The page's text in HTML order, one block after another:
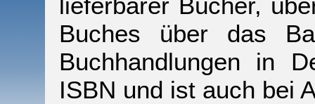
Buches über das
Buchhandlungen in
ISBN und ist auch bei